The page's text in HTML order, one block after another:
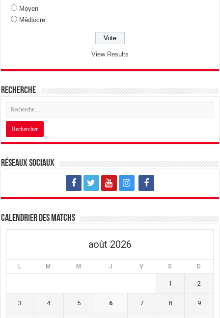
Moyen
Médiocre
View Results
Recherche
Réseaux sociaux
Calendrier des matchs
août 2026
L M M J V S D
1 2
3 4 5 6 7 8 9